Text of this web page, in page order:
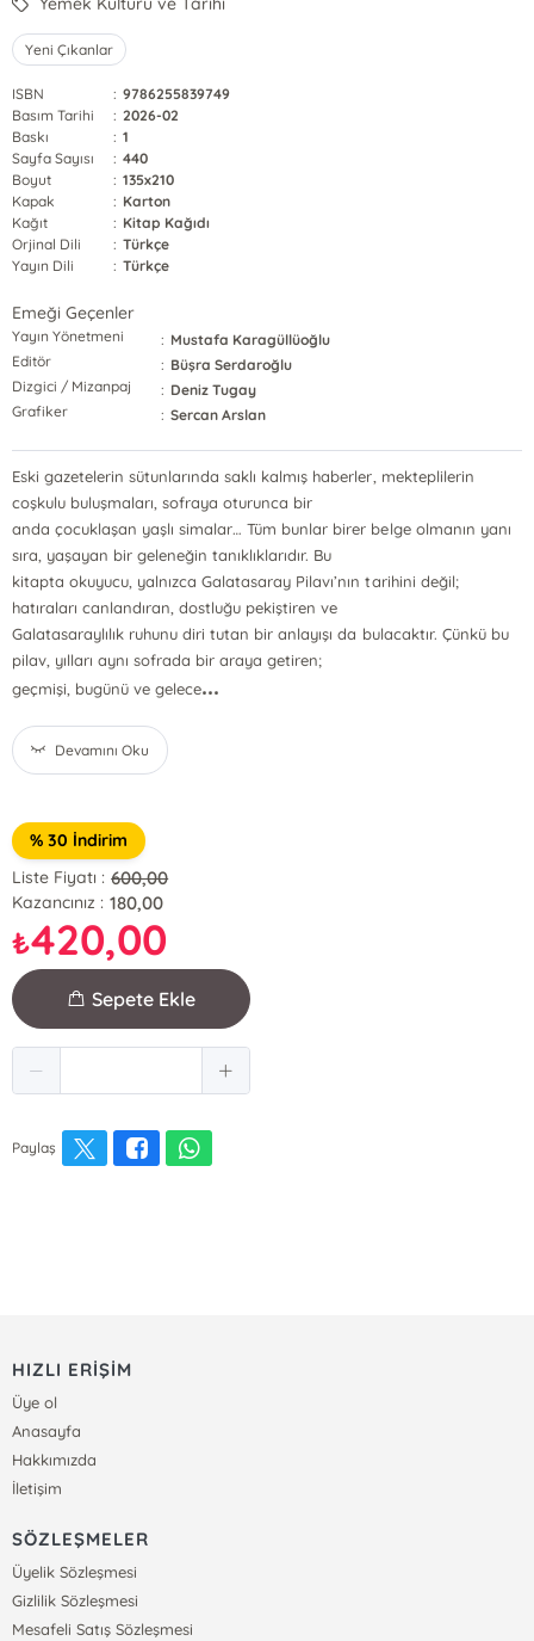
Yeni Çıkanlar
ISBN : 9786255839749
Basım Tarihi
: 2026-02
Baskı
: 1
Sayfa Sayısı
: 440
Boyut
: 135x210
Kapak
: Karton
Kağıt
: Kitap Kağıdı
Orjinal Dili
: Türkçe
Yayın Dili
: Türkçe
Emeği Geçenler
Yayın Yönetmeni : Mustafa Karagüllüoğlu
Editör
: Büşra Serdaroğlu
Dizgici / Mizanpaj
: Deniz Tugay
Grafiker
: Sercan Arslan
Eski gazetelerin sütunlarında saklı kalmış haberler, mekteplilerin
coşkulu buluşmaları, sofraya oturunca bir
anda çocuklaşan yaşlı simalar… Tüm bunlar birer belge olmanın yanı
sıra, yaşayan bir geleneğin tanıklıklarıdır. Bu
kitapta okuyucu, yalnızca Galatasaray Pilavı’nın tarihini değil;
hatıraları canlandıran, dostluğu pekiştiren ve
Galatasaraylılık ruhunu diri tutan bir anlayışı da bulacaktır. Çünkü bu
pilav, yılları aynı sofrada bir araya getiren;
geçmişi, bugünü ve gelece...
Devamını Oku
% 30 İndirim
Liste Fiyatı : 600,00
Kazancınız : 180,00
₺420,00
Sepete Ekle
Paylaş
HIZLI ERİŞİM
Üye ol
Anasayfa
Hakkımızda
İletişim
SÖZLEŞMELER
Üyelik Sözleşmesi
Gizlilik Sözleşmesi
Mesafeli Satış Sözleşmesi